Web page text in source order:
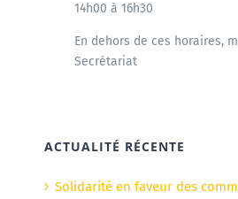
14h00 à 16h30
En dehors de ces horaires,
Secrétariat
ACTUALITÉ RÉCENTE
Solidarité en faveur des